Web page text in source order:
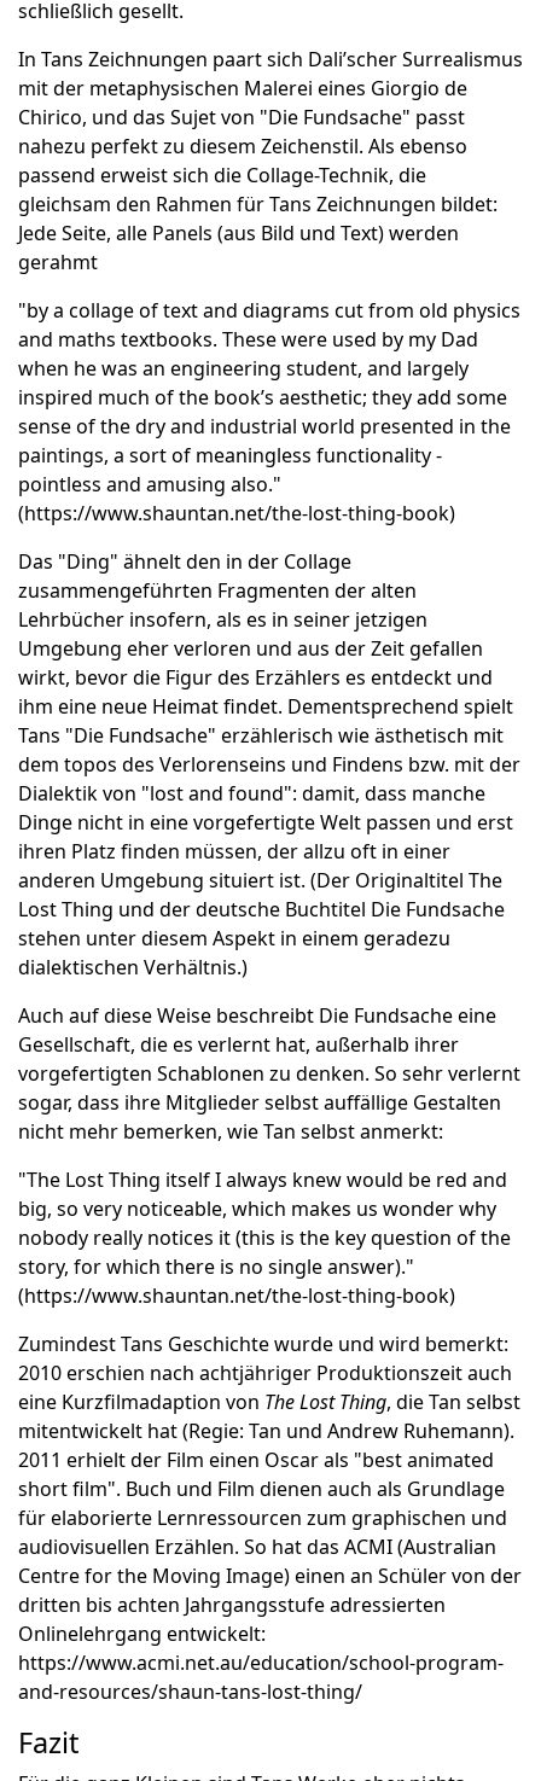
schließlich gesellt.
In Tans Zeichnungen paart sich Dali’scher Surrealismus
mit der metaphysischen Malerei eines Giorgio de
Chirico, und das Sujet von "Die Fundsache" passt
nahezu perfekt zu diesem Zeichenstil. Als ebenso
passend erweist sich die Collage-Technik, die
gleichsam den Rahmen für Tans Zeichnungen bildet:
Jede Seite, alle Panels (aus Bild und Text) werden
gerahmt
"by a collage of text and diagrams cut from old physics
and maths textbooks. These were used by my Dad
when he was an engineering student, and largely
inspired much of the book’s aesthetic; they add some
sense of the dry and industrial world presented in the
paintings, a sort of meaningless functionality -
pointless and amusing also."
(https://www.shauntan.net/the-lost-thing-book)
Das "Ding" ähnelt den in der Collage
zusammengeführten Fragmenten der alten
Lehrbücher insofern, als es in seiner jetzigen
Umgebung eher verloren und aus der Zeit gefallen
wirkt, bevor die Figur des Erzählers es entdeckt und
ihm eine neue Heimat findet. Dementsprechend spielt
Tans "Die Fundsache" erzählerisch wie ästhetisch mit
dem topos des Verlorenseins und Findens bzw. mit der
Dialektik von "lost and found": damit, dass manche
Dinge nicht in eine vorgefertigte Welt passen und erst
ihren Platz finden müssen, der allzu oft in einer
anderen Umgebung situiert ist. (Der Originaltitel The
Lost Thing und der deutsche Buchtitel Die Fundsache
stehen unter diesem Aspekt in einem geradezu
dialektischen Verhältnis.)
Auch auf diese Weise beschreibt Die Fundsache eine
Gesellschaft, die es verlernt hat, außerhalb ihrer
vorgefertigten Schablonen zu denken. So sehr verlernt
sogar, dass ihre Mitglieder selbst auffällige Gestalten
nicht mehr bemerken, wie Tan selbst anmerkt:
"The Lost Thing itself I always knew would be red and
big, so very noticeable, which makes us wonder why
nobody really notices it (this is the key question of the
story, for which there is no single answer)."
(https://www.shauntan.net/the-lost-thing-book)
Zumindest Tans Geschichte wurde und wird bemerkt:
2010 erschien nach achtjähriger Produktionszeit auch
eine Kurzfilmadaption von The Lost Thing, die Tan selbst
mitentwickelt hat (Regie: Tan und Andrew Ruhemann).
2011 erhielt der Film einen Oscar als "best animated
short film". Buch und Film dienen auch als Grundlage
für elaborierte Lernressourcen zum graphischen und
audiovisuellen Erzählen. So hat das ACMI (Australian
Centre for the Moving Image) einen an Schüler von der
dritten bis achten Jahrgangsstufe adressierten
Onlinelehrgang entwickelt:
https://www.acmi.net.au/education/school-program-
and-resources/shaun-tans-lost-thing/
Fazit